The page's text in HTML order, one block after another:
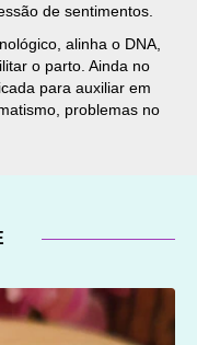
de sentimentos.
alinha o DNA,
o parto. Ainda no
para auxiliar em
problemas no